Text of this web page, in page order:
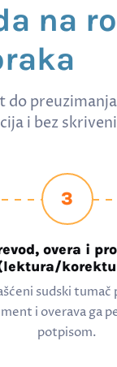
na
i bez
3
overa i
sudski tumač
i overava ga
potpisom.